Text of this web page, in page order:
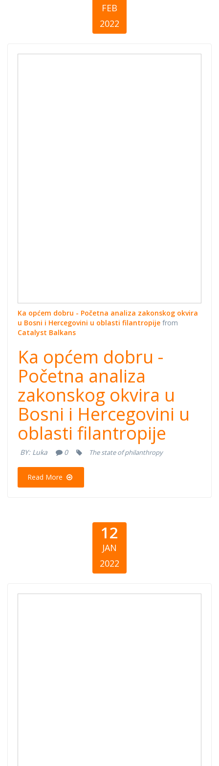
FEB
2022
Ka općem dobru - Početna analiza zakonskog okvira
u Bosni i Hercegovini u oblasti filantropije from
Catalyst Balkans
Ka općem dobru -
Početna analiza
zakonskog okvira u
Bosni i Hercegovini u
oblasti filantropije
BY: Luka 0 The state of philanthropy
Read More
12
JAN
2022